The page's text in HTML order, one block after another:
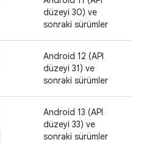
düzeyi 30) ve
sonraki sürümler
Android 12 (API
düzeyi 31) ve
sonraki sürümler
Android 13 (API
düzeyi 33) ve
sonraki sürümler